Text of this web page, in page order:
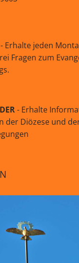
- Erhalte jeden
Fragen zum
- Erhalte
der Diözese und